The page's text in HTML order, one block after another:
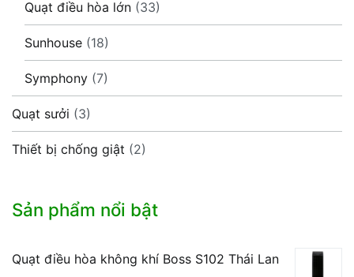
Quạt điều hòa lớn (33)
Sunhouse (18)
Symphony (7)
Quạt sưởi (3)
Thiết bị chống giật (2)
Sản phẩm nổi bật
Quạt điều hòa không khí Boss S102 Thái Lan